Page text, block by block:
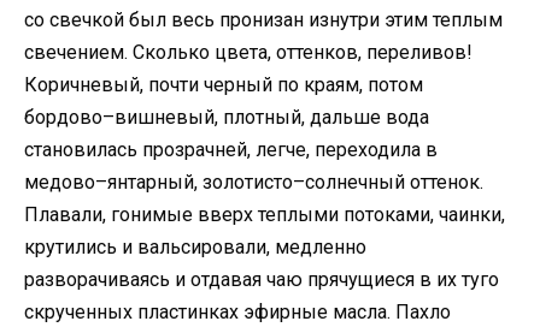
со свечкой был весь пронизан изнутри этим теплым
свечением. Сколько цвета, оттенков, переливов!
Коричневый, почти черный по краям, потом
бордово–вишневый, плотный, дальше вода
становилась прозрачней, легче, переходила в
медово–янтарный, золотисто–солнечный оттенок.
Плавали, гонимые вверх теплыми потоками, чаинки,
крутились и вальсировали, медленно
разворачиваясь и отдавая чаю прячущиеся в их туго
скрученных пластинках эфирные масла. Пахло